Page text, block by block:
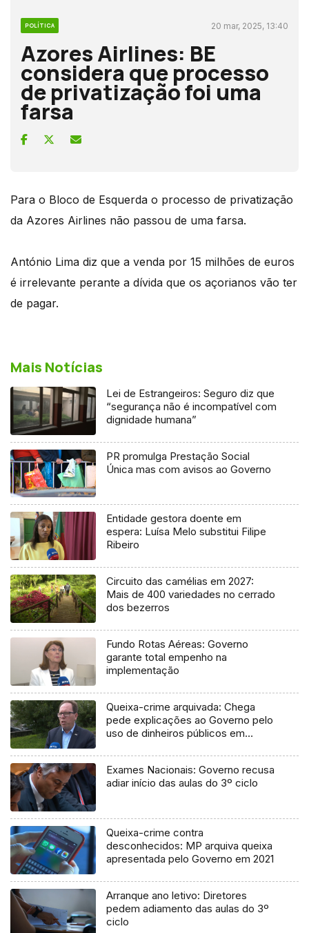
POLÍTICA 20 mar, 2025, 13:40
Azores Airlines: BE
considera que processo
de privatização foi uma
farsa
Para o Bloco de Esquerda o processo de privatização
da Azores Airlines não passou de uma farsa.
António Lima diz que a venda por 15 milhões de euros
é irrelevante perante a dívida que os açorianos vão ter
de pagar.
Mais Notícias
Lei de Estrangeiros: Seguro diz que
“segurança não é incompatível com
dignidade humana”
PR promulga Prestação Social
Única mas com avisos ao Governo
Entidade gestora doente em
espera: Luísa Melo substitui Filipe
Ribeiro
Circuito das camélias em 2027:
Mais de 400 variedades no cerrado
dos bezerros
Fundo Rotas Aéreas: Governo
garante total empenho na
implementação
Queixa-crime arquivada: Chega
pede explicações ao Governo pelo
uso de dinheiros públicos em
Exames Nacionais: Governo recusa
adiar início das aulas do 3º ciclo
Queixa-crime contra
desconhecidos: MP arquiva queixa
apresentada pelo Governo em 2021
Arranque ano letivo: Diretores
pedem adiamento das aulas do 3º
ciclo